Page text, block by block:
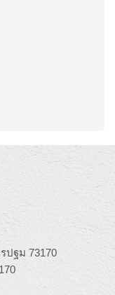
ปฐม 73170